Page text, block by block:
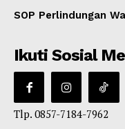
SOP Perlindungan
Ikuti Sosial
Tlp. 0857-7184-7962